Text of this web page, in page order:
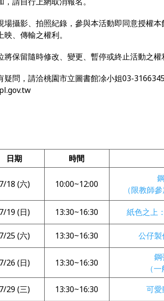
場攝影、拍照紀錄，參與本活動即同意授權
、傳輸之權利。
將保留隨時修改、變更、暫停或終止活動之權
疑問，請洽桃園市立圖書館凃小姐03-
日期 時間
7/18 (六) 10:00~12:00
（限教師
7/19 (日) 13:30~16:30 紙色之上
7/25 (六) 13:30~16:30 公仔
7/26 (日) 13:30~16:30
鋼
（
7/29 (三) 13:30~16:30 可愛